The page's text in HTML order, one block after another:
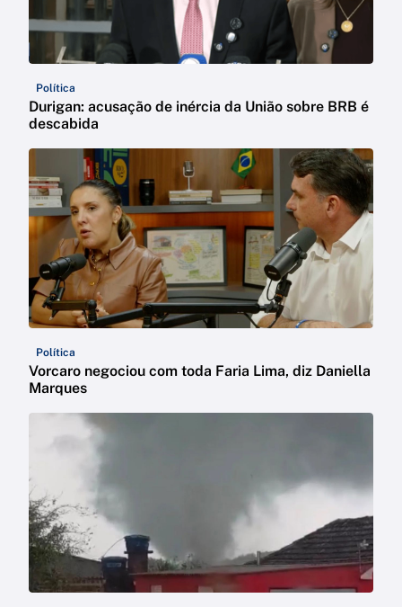
Política
Durigan: acusação de inércia da União sobre BRB é
descabida
Política
Vorcaro negociou com toda Faria Lima, diz Daniella
Marques